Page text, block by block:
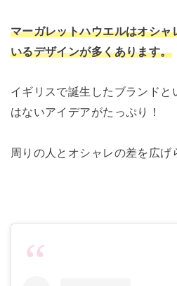
マーガレットハウエルはオシャ
いるデザインが多くあります。
イギリスで誕生したブランドと
はないアイデアがたっぷり！
周りの人とオシャレの差を広げ